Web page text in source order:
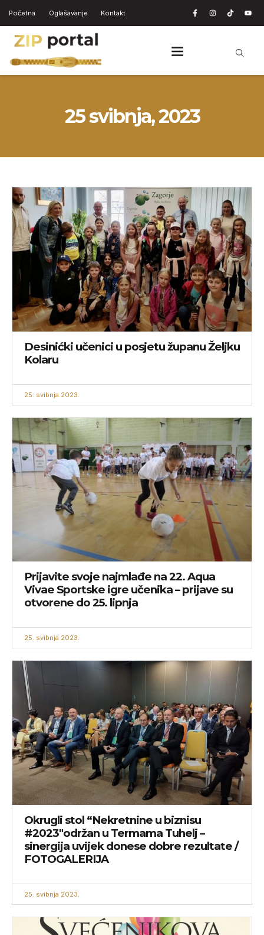
Početna Oglašavanje Kontakt
25 svibnja, 2023
Desinićki učenici u posjetu županu Željku
Kolaru
25. svibnja 2023.
Prijavite svoje najmlađe na 22. Aqua
Vivae Sportske igre učenika – prijave su
otvorene do 25. lipnja
25. svibnja 2023.
Okrugli stol “Nekretnine u biznisu
#2023″održan u Termama Tuhelj –
sinergija uvijek donese dobre rezultate /
FOTOGALERIJA
25. svibnja 2023.